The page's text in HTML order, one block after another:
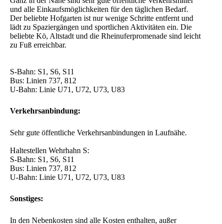
- Städtisches Parkhaus direkt nebenan.
Umgebung:
Ganz in der Nähe sind sehr gute öffentliche Verkehrsmittel
und alle Einkaufsmöglichkeiten für den täglichen Bedarf.
Der beliebte Hofgarten ist nur wenige Schritte entfernt und
beliebte Kö, Altstadt und die Rheinuferpromenade sind leicht
Bus: Linien 737, 812
U-Bahn: Linie U71, U72, U73, U83